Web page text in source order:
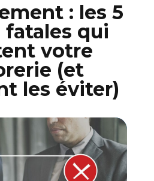
: les 5
fatales qui
votre
(et
les éviter)